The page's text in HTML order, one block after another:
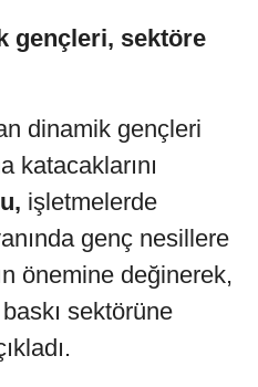
gençleri, sektöre
dinamik gençleri
katacaklarını
işletmelerde
genç nesillere
önemine değinerek,
sektörüne